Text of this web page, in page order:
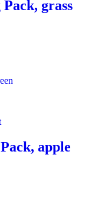
grass
apple